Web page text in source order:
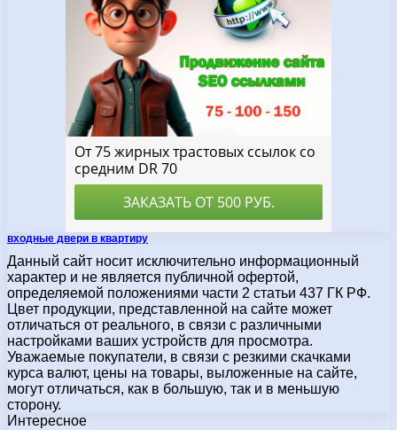
входные двери в квартиру
Данный сайт носит исключительно информационный
характер и не является публичной офертой,
определяемой положениями части 2 статьи 437 ГК РФ.
Цвет продукции, представленной на сайте может
отличаться от реального, в связи с различными
настройками ваших устройств для просмотра.
Уважаемые покупатели, в связи с резкими скачками
курса валют, цены на товары, выложенные на сайте,
могут отличаться, как в большую, так и в меньшую
сторону.
Интересное